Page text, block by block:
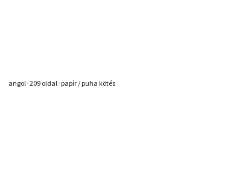
angol･209 oldal･papír / puha kötés